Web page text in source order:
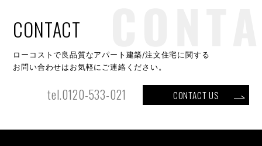
CONTACT
ローコストで良品質なアパート建築/注文住宅に関する
お問い合わせはお気軽にご連絡ください。
tel.0120-533-021 CONTACT US